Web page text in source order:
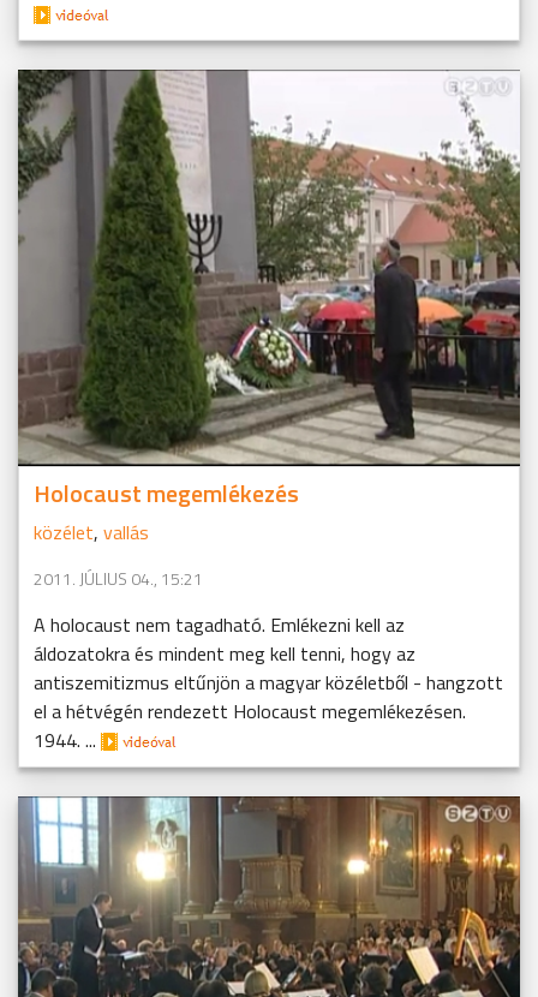
Holocaust megemlékezés
közélet, vallás
2011. JÚLIUS 04., 15:21
A holocaust nem tagadható. Emlékezni kell az
áldozatokra és mindent meg kell tenni, hogy az
antiszemitizmus eltűnjön a magyar közéletből - hangzott
el a hétvégén rendezett Holocaust megemlékezésen.
1944. ...